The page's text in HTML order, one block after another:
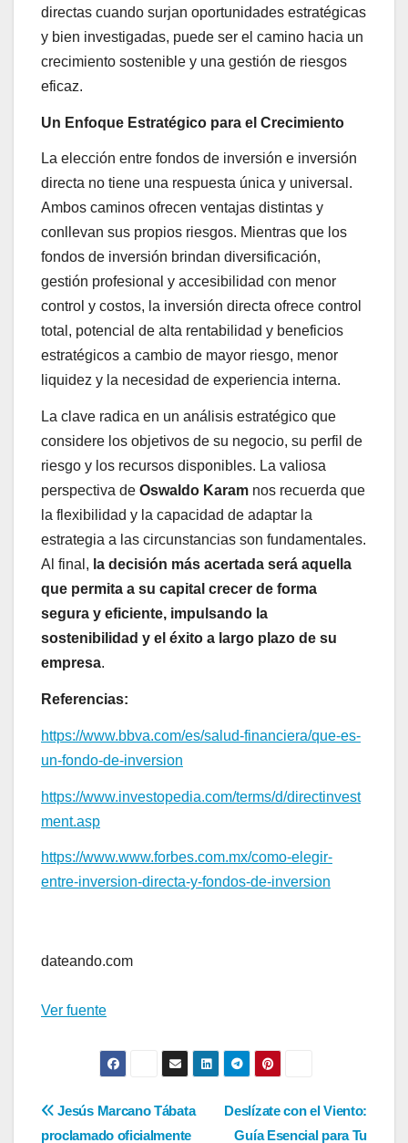
directas cuando surjan oportunidades estratégicas
y bien investigadas, puede ser el camino hacia un
crecimiento sostenible y una gestión de riesgos
eficaz.
Un Enfoque Estratégico para el Crecimiento
La elección entre fondos de inversión e inversión
directa no tiene una respuesta única y universal.
Ambos caminos ofrecen ventajas distintas y
conllevan sus propios riesgos. Mientras que los
fondos de inversión brindan diversificación,
gestión profesional y accesibilidad con menor
control y costos, la inversión directa ofrece control
total, potencial de alta rentabilidad y beneficios
estratégicos a cambio de mayor riesgo, menor
liquidez y la necesidad de experiencia interna.
La clave radica en un análisis estratégico que
considere los objetivos de su negocio, su perfil de
riesgo y los recursos disponibles. La valiosa
perspectiva de Oswaldo Karam nos recuerda que
la flexibilidad y la capacidad de adaptar la
estrategia a las circunstancias son fundamentales.
Al final, la decisión más acertada será aquella
que permita a su capital crecer de forma
segura y eficiente, impulsando la
sostenibilidad y el éxito a largo plazo de su
empresa.
Referencias:
https://www.bbva.com/es/salud-financiera/que-es-
un-fondo-de-inversion
https://www.investopedia.com/terms/d/directinvest
ment.asp
https://www.www.forbes.com.mx/como-elegir-
entre-inversion-directa-y-fondos-de-inversion
de
entradas
dateando.com
Ver fuente
Navegación
Deslízate con el Viento:
Guía Esencial para Tu
Jesús Marcano Tábata
proclamado oficialmente